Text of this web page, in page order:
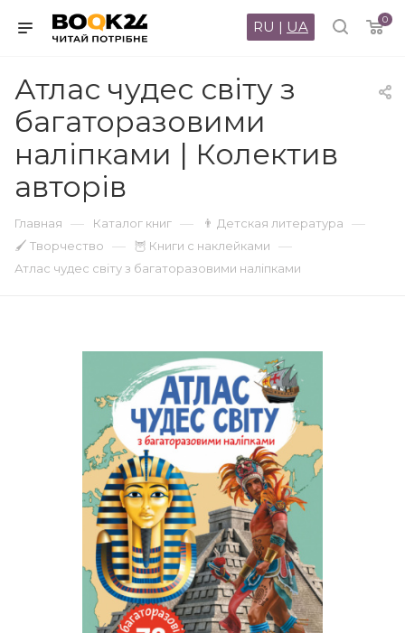
0
RU | UA
Атлас чудес світу з
багаторазовими
наліпками | Колектив
авторів
Главная — Каталог книг — 👨 Детская литература —
🖌 Творчество — 🦉 Книги с наклейками —
Атлас чудес світу з багаторазовими наліпками